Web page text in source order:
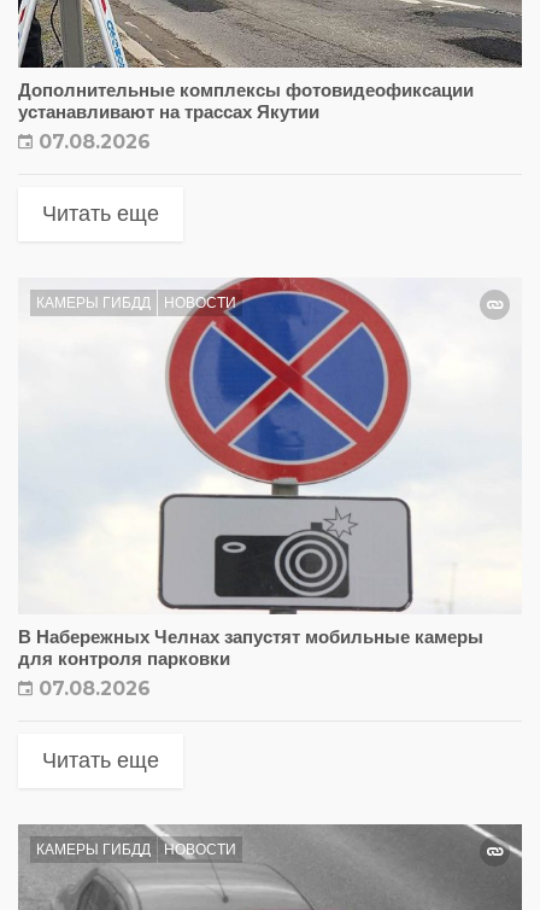
Дополнительные комплексы фотовидеофиксации
устанавливают на трассах Якутии
07.08.2026
Читать еще
КАМЕРЫ ГИБДД НОВОСТИ
В Набережных Челнах запустят мобильные камеры
для контроля парковки
07.08.2026
Читать еще
КАМЕРЫ ГИБДД НОВОСТИ